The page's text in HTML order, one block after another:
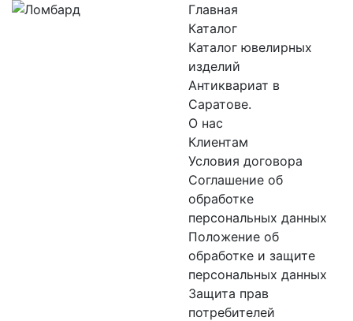
Главная
Каталог
Каталог ювелирных
изделий
Антиквариат в
Саратове.
О нас
Клиентам
Условия договора
Соглашение об
обработке
персональных данных
Положение об
обработке и защите
персональных данных
Защита прав
потребителей